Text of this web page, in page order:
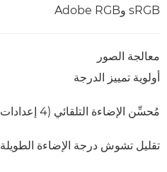
sRGB وAdobe RGB
معالجة الصور
أولوية تمييز الدرجة
مُحسِّن الإضاءة التلقائي (4 إعدادات)
تقليل تشوش درجة الإضاءة الطويلة